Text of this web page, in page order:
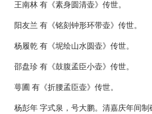
王南林 有《素身圆清壶》传世。
阳友兰 有《铭刻钟形环带壶》传世。
杨履乾 有《坭绘山水圆壶》传世。
邵盘珍 有《鼓腹孟臣小壶》传世。
萼圃 有《折腰孟臣壶》传世。
杨彭年 字式泉，号大鹏。清嘉庆年间制